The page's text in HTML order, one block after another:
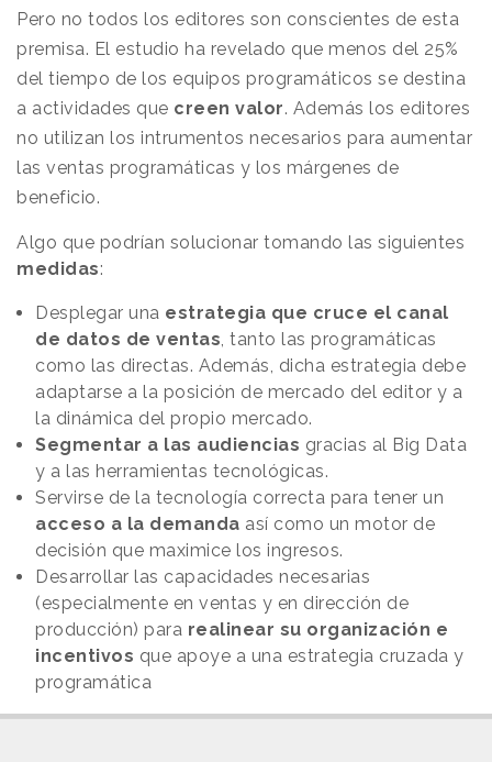
Pero no todos los editores son conscientes de esta
premisa. El estudio ha revelado que menos del 25%
del tiempo de los equipos programáticos se destina
a actividades que creen valor. Además los editores
no utilizan los intrumentos necesarios para aumentar
las ventas programáticas y los márgenes de
beneficio.
Algo que podrían solucionar tomando las siguientes
medidas:
Desplegar una estrategia que cruce el canal
de datos de ventas , tanto las programáticas
como las directas. Además, dicha estrategia debe
adaptarse a la posición de mercado del editor y a
la dinámica del propio mercado.
Segmentar a las audiencias gracias al Big Data
y a las herramientas tecnológicas.
Servirse de la tecnología correcta para tener un
acceso a la demanda así como un motor de
decisión que maximice los ingresos.
Desarrollar las capacidades necesarias
(especialmente en ventas y en dirección de
producción) para realinear su organización e
incentivos que apoye a una estrategia cruzada y
programática